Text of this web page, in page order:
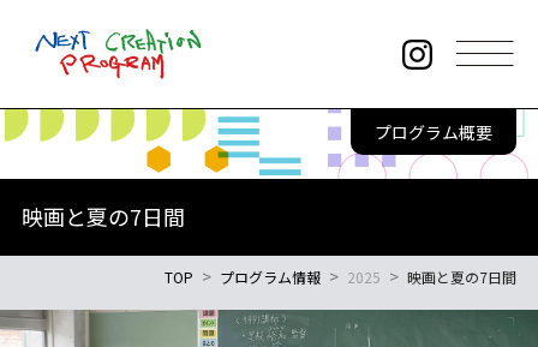
本事業について
年間スケジュール
講師からのメッセージ
プログラム概要
映画と夏の7日間
TOP プログラム情報 2025 映画と夏の7日間